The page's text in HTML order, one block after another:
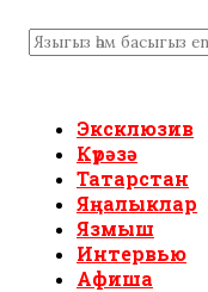
Эксклюзив
Күрәзә
Татарстан
Яңалыклар
Язмыш
Интервью
Афиша